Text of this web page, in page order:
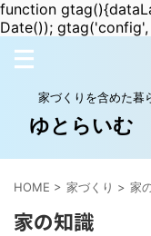
function
Date());
家づくりを含めた暮
ゆとらいむ
HOME > 家づくり > 家
家の知識